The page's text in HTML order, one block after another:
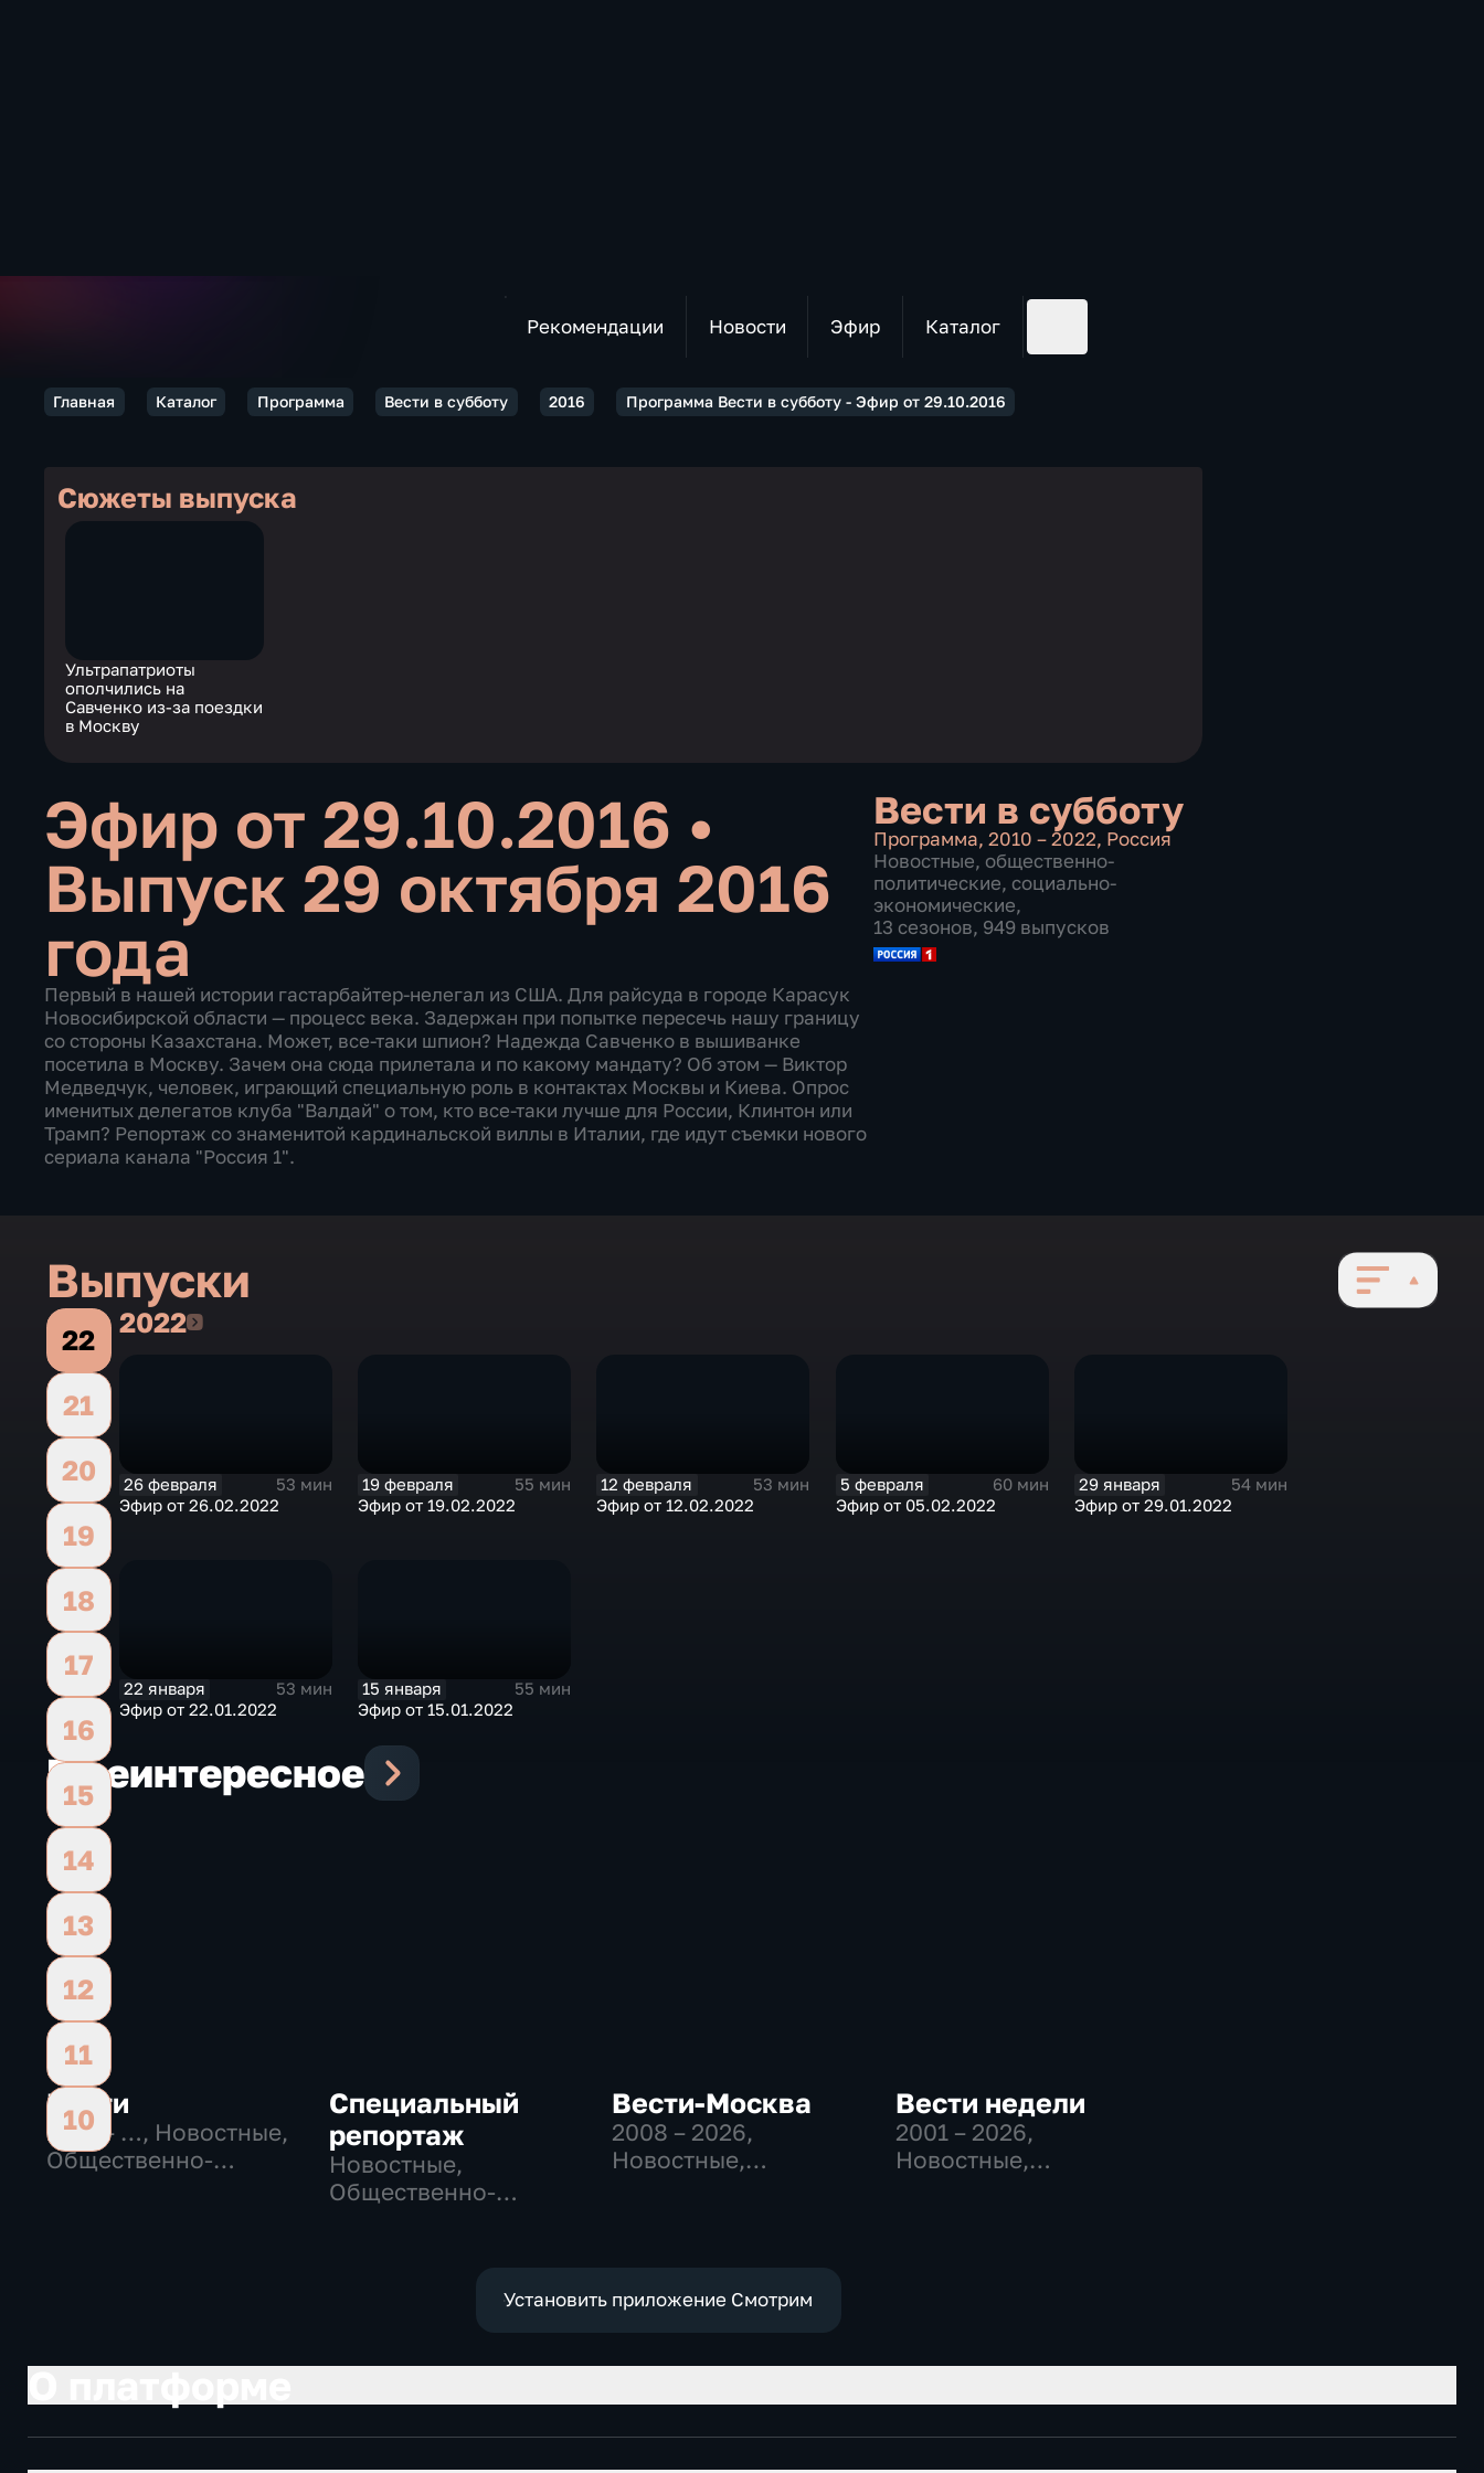
Рекомендации Новости Эфир Каталог
Главная Каталог Программа Вести в субботу 2016 Программа Вести в субботу - Эфир от 29.10.2016
Сюжеты выпуска
Ультрапатриоты
ополчились на
Савченко из-за поездки
в Москву
Эфир от 29.10.2016 •
Выпуск 29 октября 2016
года
Первый в нашей истории гастарбайтер-нелегал из США. Для райсуда в городе Карасук
Новосибирской области — процесс века. Задержан при попытке пересечь нашу границу
со стороны Казахстана. Может, все-таки шпион? Надежда Савченко в вышиванке
посетила в Москву. Зачем она сюда прилетала и по какому мандату? Об этом — Виктор
Медведчук, человек, играющий специальную роль в контактах Москвы и Киева. Опрос
именитых делегатов клуба "Валдай" о том, кто все-таки лучше для России, Клинтон или
Трамп? Репортаж со знаменитой кардинальской виллы в Италии, где идут съемки нового
сериала канала "Россия 1".
Вести в субботу
Программа, 2010 – 2022, Россия
Новостные, общественно-
политические, социально-
экономические,
13 сезонов, 949 выпусков
Выпуски
22
21
20
19
18
17
16
15
14
13
12
11
10
20222022
26 февраля
53 мин
Эфир от 26.02.2022
19 февраля
55 мин
Эфир от 19.02.2022
12 февраля
53 мин
Эфир от 12.02.2022
5 февраля
60 мин
Эфир от 05.02.2022
29 января
54 мин
Эфир от 29.01.2022
22 января
53 мин
Эфир от 22.01.2022
15 января
55 мин
Эфир от 15.01.2022
Ещеинтересное
Вести
1991 – …, Новостные,
Общественно-
Специальный
репортаж
Новостные,
Общественно-
Вести-Москва
2008 – 2026,
Новостные,
Вести недели
2001 – 2026,
Новостные,
Установить приложение Смотрим